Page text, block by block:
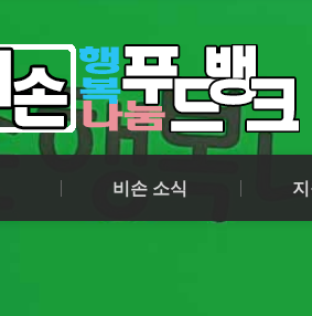
비손 소식
비손 화보
비손 동아리
공지사항
기부 신
푸드